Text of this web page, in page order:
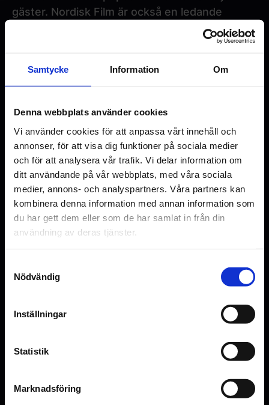
Samtycke Information Om
Denna webbplats använder cookies
Vi använder cookies för att anpassa vårt innehåll och
annonser, för att visa dig funktioner på sociala medier
och för att analysera vår trafik. Vi delar information om
ditt användande på vår webbplats, med våra sociala
medier, annons- och analyspartners. Våra partners kan
kombinera denna information med annan information som
du har gett dem eller som de har samlat in från din
användning av deras tjänster.
Nödvändig
Inställningar
Statistik
Marknadsföring
gäster. Nordisk Film är också en ledande
producent och distributör av innehåll i de
marknadsför PlayStation i Norden och
Vi är en del av Egmont, som drivs som en fond.
Det innebär att vårt överskott blir
återinvesterat i verksamheterna och vi varje år
ger mer än 13 miljoner euro till välgörande
ändamål, som förbättrar situationen för utsatta
barn och stöttar filmtalang.
På Nordisk Film Bio värdesätter vi det
30 medarbetare med att erbjuda våra
besökare bra och spännande bioupplevelser
varje dag. Vi är stolta över att ge många av
våra yngre medarbetera ett första viktigt steg